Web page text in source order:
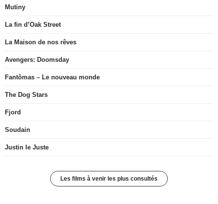
Mutiny
La fin d’Oak Street
La Maison de nos rêves
Avengers: Doomsday
Fantômas – Le nouveau monde
The Dog Stars
Fjord
Soudain
Justin le Juste
Les films à venir les plus consultés